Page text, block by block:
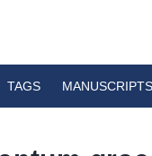
TAGS